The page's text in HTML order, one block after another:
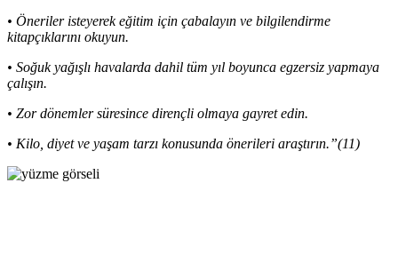
• Öneriler isteyerek eğitim için çabalayın ve bilgilendirme
kitapçıklarını okuyun.
• Soğuk yağışlı havalarda dahil tüm yıl boyunca egzersiz yapmaya
çalışın.
• Zor dönemler süresince dirençli olmaya gayret edin.
• Kilo, diyet ve yaşam tarzı konusunda önerileri araştırın.”(11)